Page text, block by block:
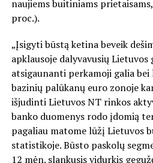
naujiems buitiniams
proc.).
„Įsigyti būstą ketina beveik
apklausoje dalyvavusių
atsigaunanti perkamoji galia
bazinių palūkanų euro zonoje
išjudinti Lietuvos NT rinkos
banko duomenys rodo įdomią
pagaliau matome lūžį Lietuvos
statistikoje. Būsto paskolų
12 mėn. slankusis vidurkis